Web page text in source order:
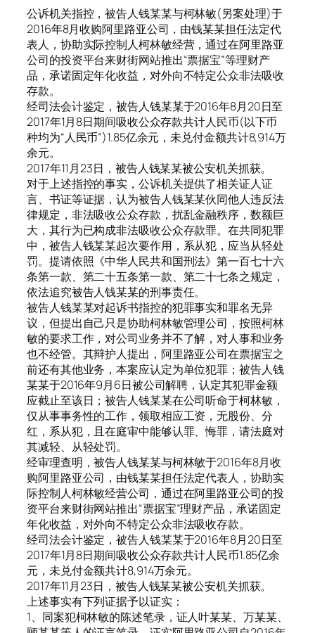
公诉机关指控，被告人钱某某与柯林敏(另案处理)于
2016年8月收购阿里路亚公司，由钱某某担任法定代
表人，协助实际控制人柯林敏经营，通过在阿里路亚
公司的投资平台来财街网站推出“票据宝”等理财产
品，承诺固定年化收益，对外向不特定公众非法吸收
存款。
经司法会计鉴定，被告人钱某某于2016年8月20日至
2017年1月8日期间吸收公众存款共计人民币(以下币
种均为“人民币”)1.85亿余元，未兑付金额共计8,914万
余元。
2017年11月23日，被告人钱某某被公安机关抓获。
对于上述指控的事实，公诉机关提供了相关证人证
言、书证等证据，认为被告人钱某某伙同他人违反法
律规定，非法吸收公众存款，扰乱金融秩序，数额巨
大，其行为已构成非法吸收公众存款罪。在共同犯罪
中，被告人钱某某起次要作用，系从犯，应当从轻处
罚。提请依照《中华人民共和国刑法》第一百七十六
条第一款、第二十五条第一款、第二十七条之规定，
依法追究被告人钱某某的刑事责任。
被告人钱某某对起诉书指控的犯罪事实和罪名无异
议，但提出自己只是协助柯林敏管理公司，按照柯林
敏的要求工作，对公司业务并不了解，对人事和业务
也不经管。其辩护人提出，阿里路亚公司在票据宝之
前还有其他业务，本案应认定为单位犯罪；被告人钱
某某于2016年9月6日被公司解聘，认定其犯罪金额
应截止至该日；被告人钱某某在公司听命于柯林敏，
仅从事事务性的工作，领取相应工资，无股份、分
红，系从犯，且在庭审中能够认罪、悔罪，请法庭对
其减轻、从轻处罚。
经审理查明，被告人钱某某与柯林敏于2016年8月收
购阿里路亚公司，由钱某某担任法定代表人，协助实
际控制人柯林敏经营公司，通过在阿里路亚公司的投
资平台来财街网站推出“票据宝”理财产品，承诺固定
年化收益，对外向不特定公众非法吸收存款。
经司法会计鉴定，被告人钱某某于2016年8月20日至
2017年1月8日期间吸收公众存款共计人民币1.85亿余
元，未兑付金额共计8,914万余元。
2017年11月23日，被告人钱某某被公安机关抓获。
上述事实有下列证据予以证实：
1、同案犯柯林敏的陈述笔录，证人叶某某、万某某、